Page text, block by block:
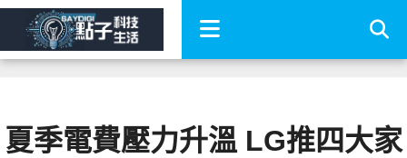
夏季電費壓力升溫 LG推四大家